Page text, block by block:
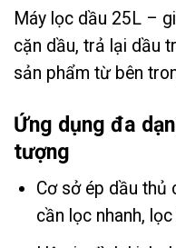
Máy lọc dầu 25L –
cặn dầu, trả lại dầu
sản phẩm từ bên
Ứng dụng đa
tượng
Cơ sở ép dầu thủ
cần lọc nhanh,